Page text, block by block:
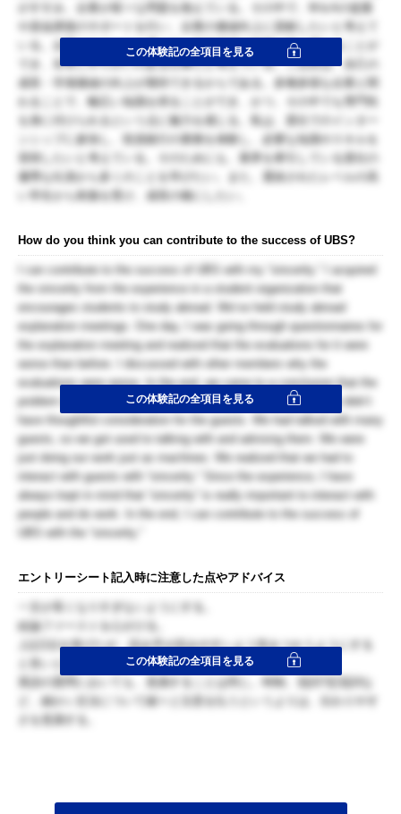
がすすみ、企業が様々な問題を抱えている。その中で、M＆Aの提案
や資金調達のサポートを行い、企業の価値向上に貢献したいと考えて
いる。企業のサポートを通じて、日本経済の発展に深く携わることが
でき、非常にやりがいのある仕事だと考えている。二点目は、自己の
成長・市場価値の向上が期待できるからである。多種多様な企業と関
わることで、幅広い知識を得ることができ、かつ、その中でも専門性
を身に付けられるという点に魅力を感じる。私は、貴社でのインター
ンシップに参加し、投資銀行の業務を体験し、必要な知識やスキルを
習得したいと考えている。そのためにも、業界を牽引している貴社の
優秀な社員から多くのことを学びたい。また、選抜されたレベルの高
い学生から刺激を受け、成長の糧にしたい。
この体験記の全項目を見る
How do you think you can contribute to the success of UBS?
I can contribute to the success of UBS with my “sincerity.” I acquired
the sincerity from the experience in a student organization that
encourages students to study abroad. We’ve held study abroad
explanation meetings. One day, I was going through questionnaires for
the explanation meeting and realized that the evaluations for it were
worse than before. I discussed with other members why the
evaluations were worse. In the end, we came to a conclusion that the
problem was that we didn’t have “sincerity.” In other words, we didn’t
have thoughtful consideration for the guests. We had talked with many
guests, so we got used to talking with and advising them. We were
just doing our work just as machines. We realized that we had to
interact with guests with “sincerity.” Since the experience, I have
always kept in mind that “sincerity” is really important to interact with
people and do work. In the end, I can contribute to the success of
UBS with the “sincerity.”
この体験記の全項目を見る
エントリーシート記入時に注意した点やアドバイス
結論ファーストを心がける。
上記2点を挙げたが、読み手が読みやすいよう気をつかうようにする
英語の質問においても、意識することは同じ。時制、冠詞?定冠詞な
ど、細かい文法について細々と注意を払うというよりは、伝わりやす
この体験記の全項目を見る